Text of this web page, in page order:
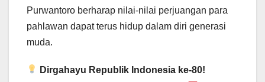
Purwantoro berharap nilai-nilai perjuangan para
pahlawan dapat terus hidup dalam diri generasi
muda.
Dirgahayu Republik Indonesia ke-80!